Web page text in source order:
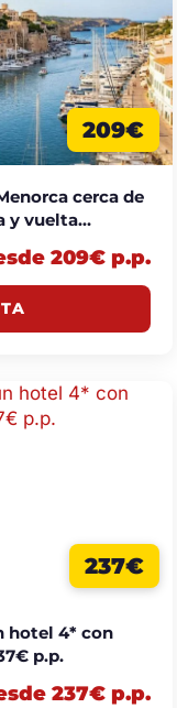
209€
cerca de
y vuelta
209€ p.p.
237€
hotel 4* con
p.p.
237€ p.p.